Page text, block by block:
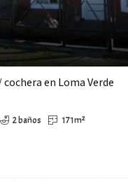
cochera en Loma Verde
2 baños
171m²